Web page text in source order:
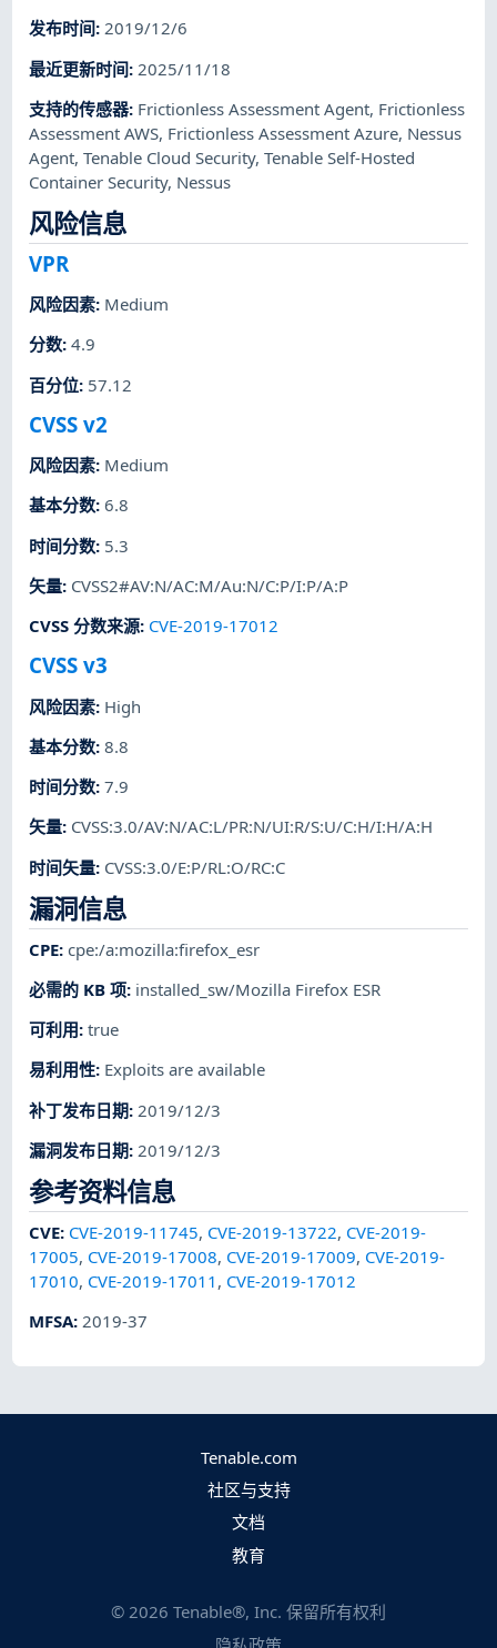
发布时间:2019/12/6
最近更新时间: 2025/11/18
支持的传感器: Frictionless Assessment Agent, Frictionless
Assessment AWS, Frictionless Assessment Azure, Nessus
Agent,Tenable Cloud Security,Tenable Self-Hosted
Container Security, Nessus
风险信息
VPR
风险因素: Medium
分数:4.9
百分位: 57.12
CVSS v2
风险因素: Medium
基本分数:6.8
时间分数: 5.3
矢量: CVSS2#AV:N/AC:M/Au:N/C:P/I:P/A:P
CVSS 分数来源: CVE-2019-17012
CVSS v3
风险因素: High
基本分数:8.8
时间分数:7.9
矢量: CVSS:3.0/AV:N/AC:L/PR:N/UI:R/S:U/C:H/I:H/A:H
时间矢量: CVSS:3.0/E:P/RL:O/RC:C
漏洞信息
CPE:cpe:/a:mozilla:firefox_esr
必需的 KB 项: installed_sw/Mozilla Firefox ESR
可利用:true
易利用性: Exploits are available
补丁发布日期: 2019/12/3
漏洞发布日期:2019/12/3
参考资料信息
CVE: CVE-2019-11745, CVE-2019-13722, CVE-2019-
17005, CVE-2019-17008, CVE-2019-17009, CVE-2019-
17010, CVE-2019-17011 , CVE-2019-17012
MFSA:2019-37
Tenable.com
社区与支持
文档
教育
© 2026 Tenable®, Inc. 保留所有权利